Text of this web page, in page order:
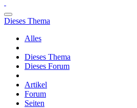
Dieses Thema
Alles
Dieses Thema
Dieses Forum
Artikel
Forum
Seiten